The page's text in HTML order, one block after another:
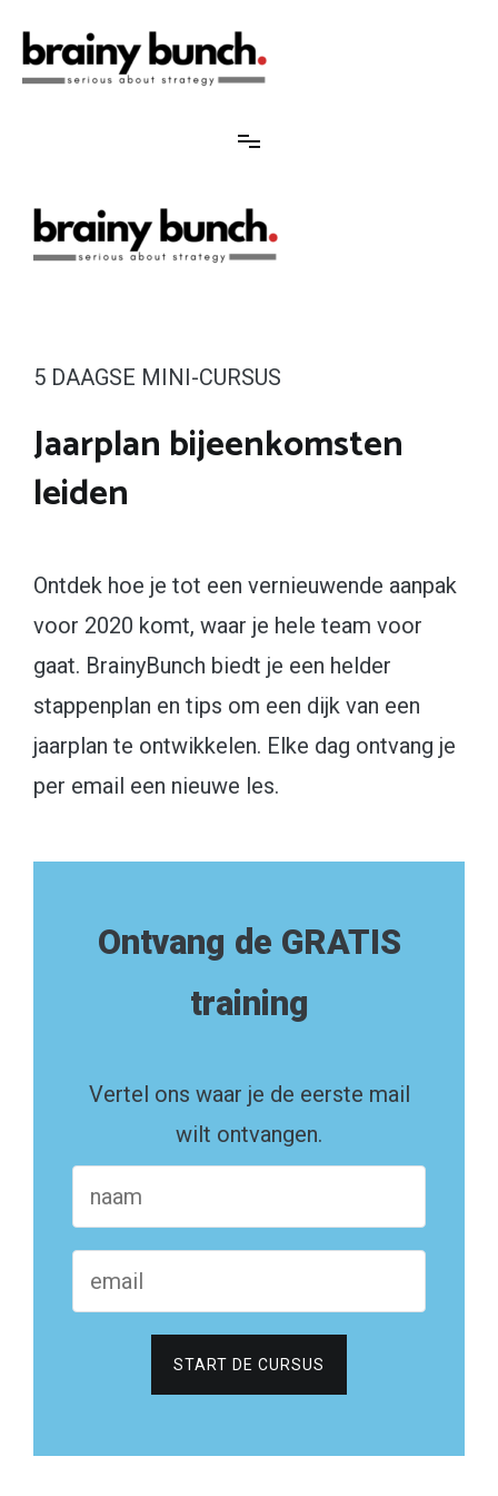
5 DAAGSE MINI-CURSUS
Jaarplan bijeenkomsten
leiden
Ontdek hoe je tot een vernieuwende aanpak
voor 2020 komt, waar je hele team voor
gaat. BrainyBunch biedt je een helder
stappenplan en tips om een dijk van een
jaarplan te ontwikkelen. Elke dag ontvang je
per email een nieuwe les.
Ontvang de GRATIS
training
Vertel ons waar je de eerste mail
wilt ontvangen.
START DE CURSUS